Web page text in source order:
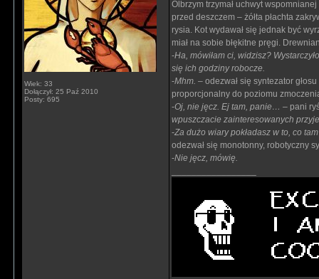
Wiek: 33
Dołączył: 25 Paź 2010
Posty: 695
Olbrzym trzymał uchwyt
przed deszczem – żółta płachta
rysia. Kot wydawał się jednak być
miał na sobie błękitne pręgi.
-Ha, mówiłam ci, widzisz?
się ich godziny robocze.
-Mhm. – odezwał się syntezator
proporcjonalny do poziomu
-Oj, nie jęcz. Ej tam, panie… – pani
wpuszczacie zainteresowanych
-Za dużo wiary pokładasz w to, co
odezwał się monotonny, robotyczny
-Nie jęcz, mówię.